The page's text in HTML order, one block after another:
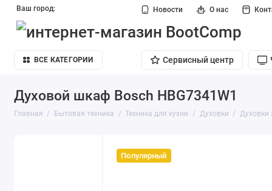
Новости О нас
Ваш город:
ВСЕ КАТЕГОРИИ Сервисный центр
Духовой шкаф Bosch HBG7341W1
Главная Бытовая техника Техника для кухни Духовки Духовки
Популярный